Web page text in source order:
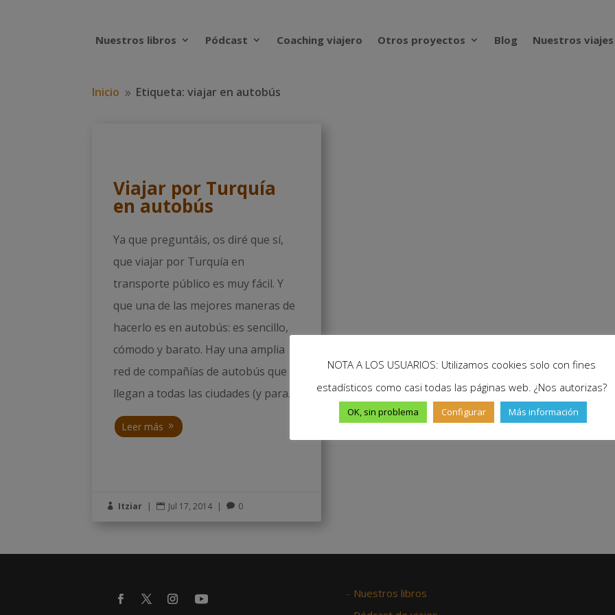
Nuestros libros Pódcast Coaching viajero Otros proyectos Blog Nuestros viajes
Inicio 9 Etiqueta: viajar en autobús
Viajar por Turquía
en autobús
Ya que preguntáis, os diré que sí,
que viajar por Turquía en
transporte público es muy fácil. Y
que una de las mejores maneras de
hacerlo es en autobús: es sencillo,
cómodo y barato. Hay una amplia
red de compañías de autobús que
llegan a todas las ciudades (y para...
Leer más
 Itziar |  Jul 17, 2014 |  0
– Nuestros libros
NOTA A LOS USUARIOS: Utilizamos cookies solo con fines
estadísticos como casi todas las páginas web. ¿Nos autorizas?
OK, sin problema Configurar Más información